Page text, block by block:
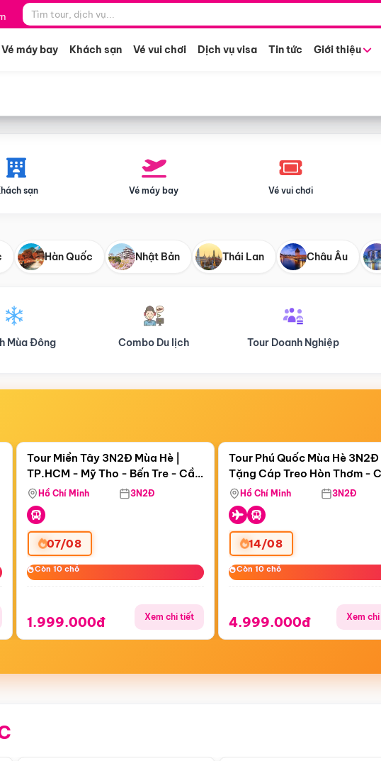
Vé máy bay Khách sạn Vé vui chơi Dịch vụ visa Tin tức Giới thiệu
sạn Vé máy bay Vé vui chơi
Hàn Quốc Nhật Bản Thái Lan Châu Âu
Du lịch Tour Doanh Nghiệp Du lịch Hành Hương
Còn00 ngày 21:18:40
Tour Miền Tây 3N2Đ Mùa Hè |
TP.HCM - Mỹ Tho - Bến Tre - Cần
Thơ - Sóc Trăng - Bạc Liêu - Cà
Mau
Hồ Chí Minh 3N2Đ
07/08
Còn 10 chỗ
Còn 10 chỗ
1.999.000đ Xem chi tiết
Còn07 ngày 21:18:40
Tour Phú Quốc Mùa Hè 3N2Đ |
Tặng Cáp Treo Hòn Thơm -
Hôn - Công Viên Nước
Hồ Chí Minh 3N2Đ
14/08
Còn 10 chỗ
Còn 10 chỗ
4.999.000đ Xem